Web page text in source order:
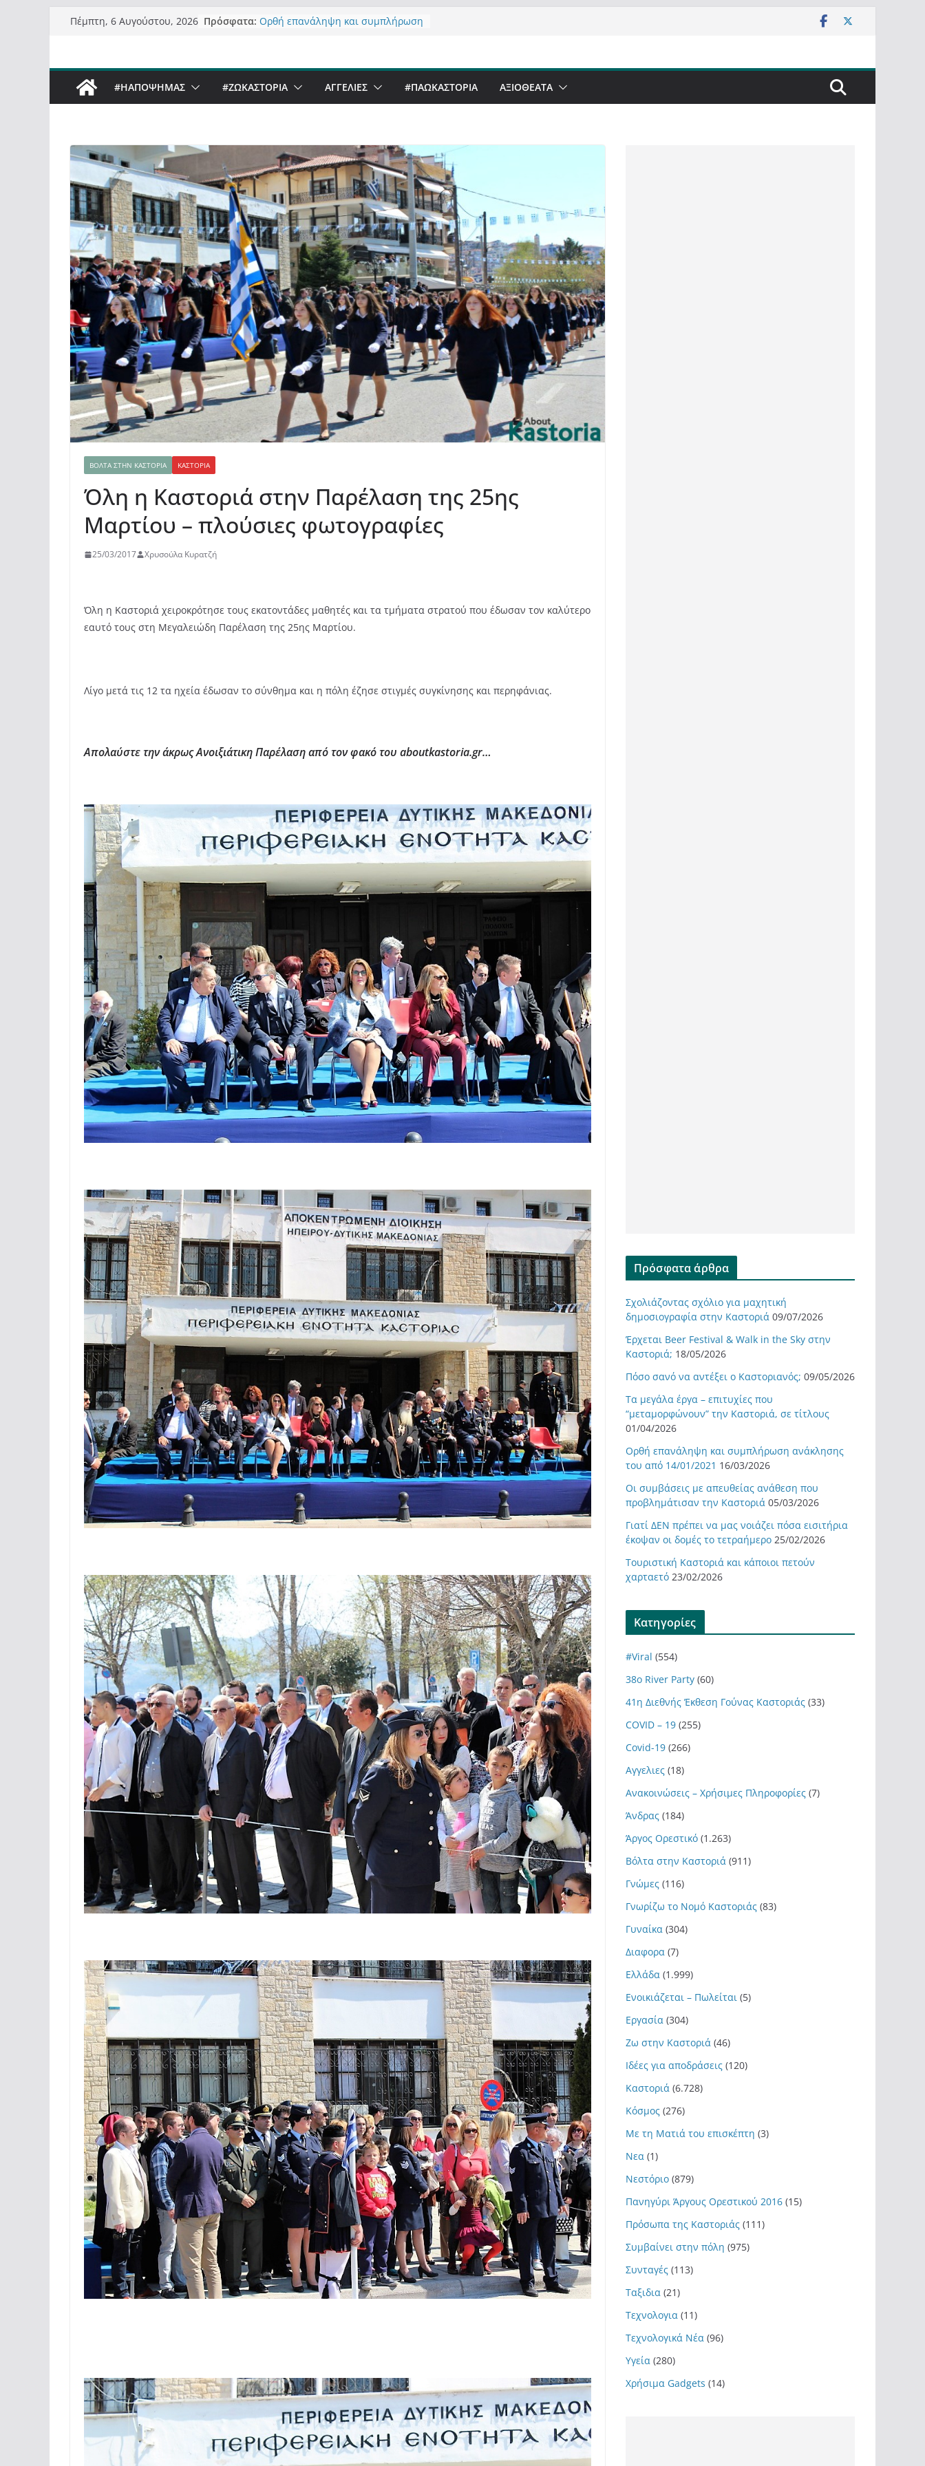
Μετάβαση
Πέμπτη, 6 Αυγούστου, 2026 Πρόσφατα: Ορθή επανάληψη και συμπλήρωση
Sky στην Καστοριά;
Πόσο σανό να αντέξει ο
“μεταμορφώνουν” την Καστοριά,
σε τίτλους
#ΗΑΠΟΨΗΜΑΣ #ZΩΚΑΣΤΟΡΙΑ ΑΓΓΕΛΙΕΣ #ΠΑΩΚΑΣΤΟΡΙΑ ΑΞΙΟΘΈΑΤΑ
ΒΌΛΤΑ ΣΤΗΝ ΚΑΣΤΟΡΙΆ ΚΑΣΤΟΡΙΆ
Όλη η Καστοριά στην Παρέλαση της 25ης
Μαρτίου – πλούσιες φωτογραφίες
25/03/2017 Χρυσούλα Κυρατζή
Όλη η Καστοριά χειροκρότησε τους εκατοντάδες μαθητές και τα τμήματα στρατού που έδωσαν τον καλύτερο
εαυτό τους στη Μεγαλειώδη Παρέλαση της 25ης Μαρτίου.
Λίγο μετά τις 12 τα ηχεία έδωσαν το σύνθημα και η πόλη έζησε στιγμές συγκίνησης και περηφάνιας.
Απολαύστε την άκρως Ανοιξιάτικη Παρέλαση από τον φακό του aboutkastoria.gr…
Πρόσφατα άρθρα
Σχολιάζοντας σχόλιο για μαχητική
δημοσιογραφία στην Καστοριά 09/07/2026
Έρχεται Beer Festival & Walk in the Sky στην
Καστοριά; 18/05/2026
Πόσο σανό να αντέξει ο Καστοριανός; 09/05/2026
Τα μεγάλα έργα – επιτυχίες που
“μεταμορφώνουν” την Καστοριά, σε τίτλους
01/04/2026
Ορθή επανάληψη και συμπλήρωση ανάκλησης
του από 14/01/2021 16/03/2026
Οι συμβάσεις με απευθείας ανάθεση που
προβλημάτισαν την Καστοριά 05/03/2026
Γιατί ΔΕΝ πρέπει να μας νοιάζει πόσα εισιτήρια
έκοψαν οι δομές το τετραήμερο 25/02/2026
Τουριστική Καστοριά και κάποιοι πετούν
χαρταετό 23/02/2026
Kατηγορίες
#Viral (554)
38ο River Party (60)
41η Διεθνής Έκθεση Γούνας Καστοριάς (33)
COVID – 19 (255)
Covid-19 (266)
Αγγελιες (18)
Ανακοινώσεις – Χρήσιμες Πληροφορίες (7)
Άνδρας (184)
Άργος Ορεστικό (1.263)
Βόλτα στην Καστοριά (911)
Γνώμες (116)
Γνωρίζω το Νομό Καστοριάς (83)
Γυναίκα (304)
Διαφορα (7)
Ελλάδα (1.999)
Ενοικιάζεται – Πωλείται (5)
Εργασία (304)
Ζω στην Καστοριά (46)
Ιδέες για αποδράσεις (120)
Καστοριά (6.728)
Κόσμος (276)
Με τη Ματιά του επισκέπτη (3)
Νεα (1)
Νεστόριο (879)
Πανηγύρι Άργους Ορεστικού 2016 (15)
Πρόσωπα της Καστοριάς (111)
Συμβαίνει στην πόλη (975)
Συνταγές (113)
Ταξιδια (21)
Τεχνολογια (11)
Τεχνολογικά Νέα (96)
Υγεία (280)
Χρήσιμα Gadgets (14)